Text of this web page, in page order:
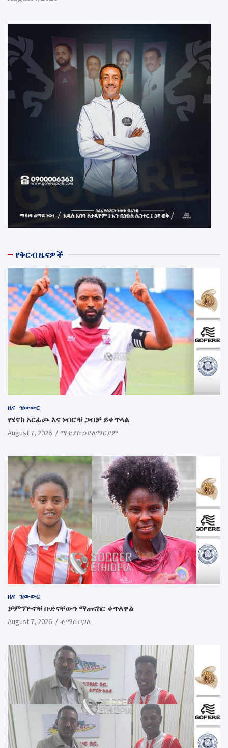
የቅርብ ዜናዎች
ዜና ዝውውር
የሄኖክ አርፊጮ እና ነብሮቹ ጋብቻ ይቀጥላል
August 7, 2026 ማቲያስ ኃይለማርያም
ዜና ዝውውር
ቻምፕዮኖቹ ቡድናቸውን ማጠናከር ቀጥለዋል
August 7, 2026 ቶማስ ቦጋለ